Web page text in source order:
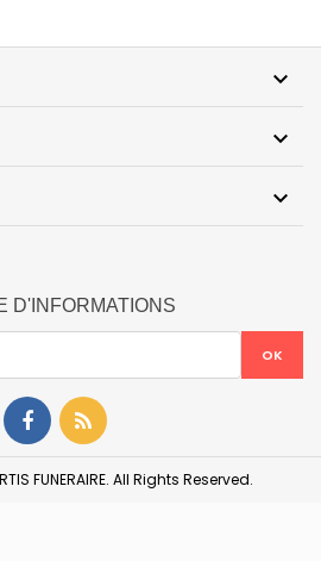



D'INFORMATIONS
FUNERAIRE. All Rights Reserved.